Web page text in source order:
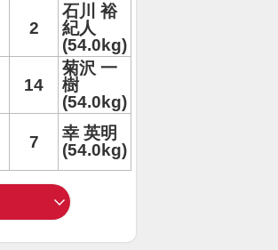
2
石川 裕
紀人
(54.0kg)
14
菊沢 一
樹
(54.0kg)
7
幸 英明
(54.0kg)